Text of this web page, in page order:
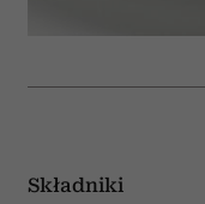
Składniki